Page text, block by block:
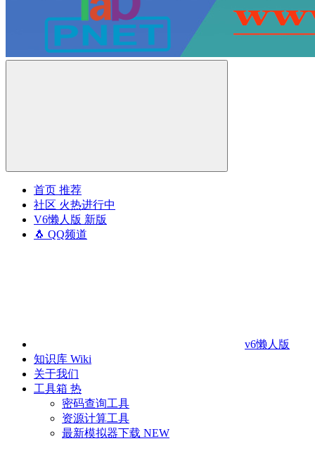
首页 推荐
社区 火热进行中
V6懒人版 新版
🐧 QQ频道
v6懒人版
知识库 Wiki
关于我们
工具箱 热
密码查询工具
资源计算工具
最新模拟器下载 NEW